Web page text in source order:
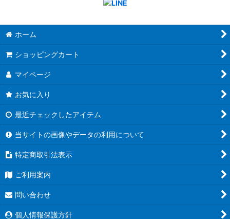
ホーム
ショッピングカート
マイページ
お気に入り
最近チェックしたアイテム
当サイトの画像やデータの利用について
特定商取引法表示
ご利用案内
問い合わせ
個人情報保護方針